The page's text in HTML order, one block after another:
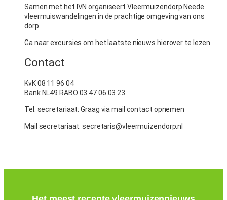
Samen met het IVN organiseert Vleermuizendorp Neede
vleermuiswandelingen in de prachtige omgeving van ons
dorp.
Ga naar excursies om het laatste nieuws hierover te lezen.
Contact
KvK 08 11 96 04
Bank NL49 RABO 03 47 06 03 23
Tel. secretariaat: Graag via mail contact opnemen
Mail secretariaat: secretaris@vleermuizendorp.nl